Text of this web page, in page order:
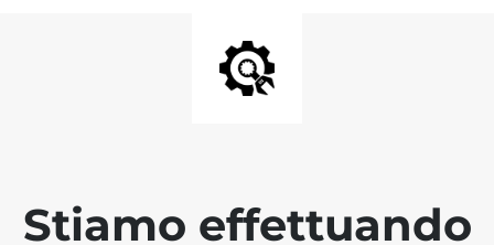
Stiamo effettuando